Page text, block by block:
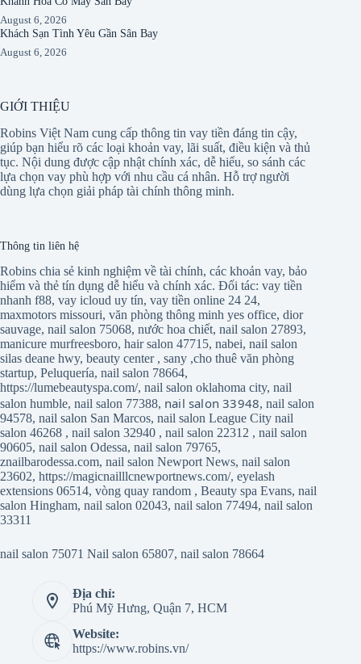
August 6, 2026
Khách Sạn Tình Yêu Gần Sân Bay
August 6, 2026
GIỚI THIỆU
Robins Việt Nam cung cấp thông tin vay tiền đáng tin cậy,
giúp bạn hiểu rõ các loại khoản vay, lãi suất, điều kiện và thủ
tục. Nội dung được cập nhật chính xác, dễ hiểu, so sánh các
lựa chọn vay phù hợp với nhu cầu cá nhân. Hỗ trợ người
dùng lựa chọn giải pháp tài chính thông minh.
Thông tin liên hệ
Robins chia sẻ kinh nghiệm về tài chính, các khoản vay, bảo
hiểm và thẻ tín dụng dễ hiểu và chính xác. Đối tác: vay tiền
nhanh f88, vay icloud uy tín, vay tiền online 24 24,
maxmotors missouri, văn phòng thông minh yes office, dior
sauvage, nail salon 75068, nước hoa chiết, nail salon 27893,
manicure murfreesboro, hair salon 47715, nabei, nail salon
silas deane hwy, beauty center, sany ,cho thuê văn phòng
startup, Peluquería, nail salon 78664,
https://lumebeautyspa.com/, nail salon oklahoma city, nail
salon humble, nail salon 77388, nail salon 33948,nail salon
94578, nail salon San Marcos, nail salon League City nail
salon 46268 , nail salon 32940 , nail salon 22312 , nail salon
90605, nail salon Odessa, nail salon 79765,
znailbarodessa.com, nail salon Newport News, nail salon
23602, https://magicnailllcnewportnews.com/, eyelash
extensions 06514, vòng quay random , Beauty spa Evans, nail
salon Hingham, nail salon 02043, nail salon 77494, nail salon
33311
nail salon 75071 Nail salon 65807, nail salon 78664
Địa chỉ:
Phú Mỹ Hưng, Quận 7, HCM
Website:
https://www.robins.vn/